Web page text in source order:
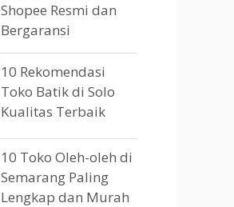
Shopee Resmi dan
Bergaransi
10 Rekomendasi
Toko Batik di Solo
Kualitas Terbaik
10 Toko Oleh-oleh di
Semarang Paling
Lengkap dan Murah